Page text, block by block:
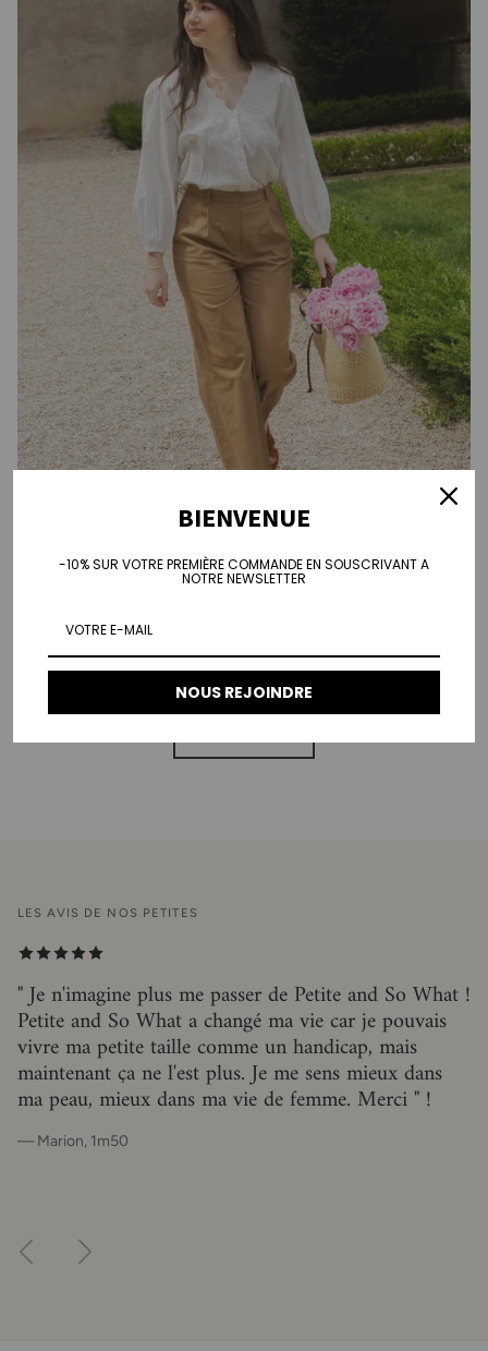
Nos pièces brodées
minutieux et délicat, où chaque détail compte.
LES AVIS DE NOS PETITES
" Je n'imagine plus me passer de Petite and So What !
Petite and So What a changé ma vie car je pouvais
vivre ma petite taille comme un handicap, mais
maintenant ça ne l'est plus. Je me sens mieux dans
ma peau, mieux dans ma vie de femme. Merci " !
— Marion, 1m50
Précédent
BIENVENUE
-10% SUR VOTRE PREMIÈRE COMMANDE EN SOUSCRIVANT A
NOTRE NEWSLETTER
NOUS REJOINDRE